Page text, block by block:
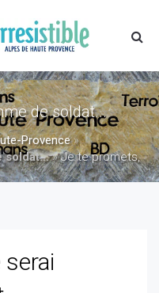
de soldat...
Provence»
soldat...»Je te promets,